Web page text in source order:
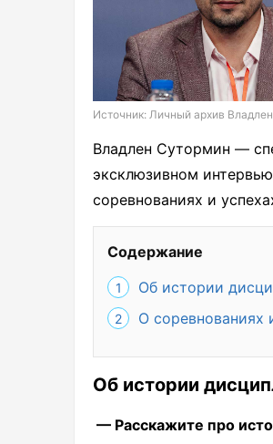
Источник: Личный архив
Владлен Сутормин —
эксклюзивном
соревнованиях и
Содержание
Об истории
О соревнованиях
Об истории
— Расскажите про